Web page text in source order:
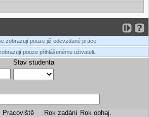
zobrazují pouze již odevzdané práce.
pouze přihlášenému uživateli.
Stav studenta
Pracoviště Rok zadání Rok obhaj.